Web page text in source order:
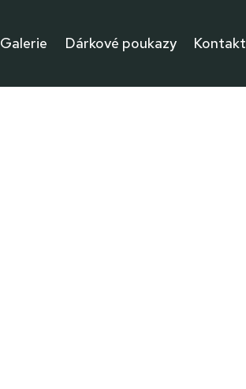
Galerie Dárkové poukazy Kontakt